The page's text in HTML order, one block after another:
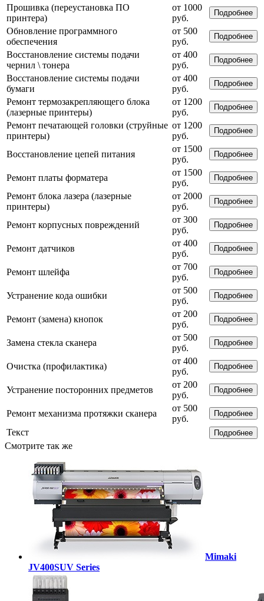
Прошивка (переустановка ПО
принтера)
от 1000
руб.
Подробнее
Обновление программного
обеспечения
от 500
руб.
Подробнее
Восстановление системы подачи
чернил \ тонера
от 400
руб.
Подробнее
Восстановление системы подачи
бумаги
от 400
руб.
Подробнее
Ремонт термозакрепляющего блока
(лазерные принтеры)
от 1200
руб.
Подробнее
Ремонт печатающей головки (струйные
принтеры)
от 1200
руб.
Подробнее
Восстановление цепей питания
от 1500
руб.
Подробнее
Ремонт платы форматера
от 1500
руб.
Подробнее
Ремонт блока лазера (лазерные
принтеры)
от 2000
руб.
Подробнее
Ремонт корпусных повреждений
от 300
руб.
Подробнее
Ремонт датчиков
от 400
руб.
Подробнее
Ремонт шлейфа
от 700
руб.
Подробнее
Устранение кода ошибки
от 500
руб.
Подробнее
Ремонт (замена) кнопок
от 200
руб.
Подробнее
Замена стекла сканера
от 500
руб.
Подробнее
Очистка (профилактика)
от 400
руб.
Подробнее
Устранение посторонних предметов
от 200
руб.
Подробнее
Ремонт механизма протяжки сканера
от 500
руб.
Подробнее
Текст Подробнее
Смотрите так же
Mimaki
JV400SUV Series